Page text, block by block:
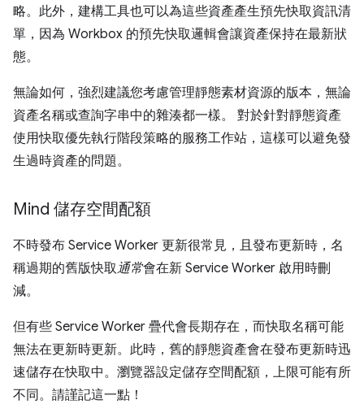
略。此外，建構工具也可以為這些資產產生預先快取資訊清
單，因為 Workbox 的預先快取邏輯會讓資產保持在最新狀
態。
無論如何，強烈建議您考慮管理靜態素材資源的版本，無論
資產名稱或查詢字串中的雜湊都一樣。 對於針對靜態資產
使用快取優先執行階段策略的服務工作站，這樣可以避免發
生過時資產的問題。
Mind 儲存空間配額
不時發布 Service Worker 更新很常見，且發布更新時，名
稱過期的舊版快取通常會在新 Service Worker 啟用時刪
減。
但有些 Service Worker 疊代會長期存在，而快取名稱可能
無法在更新時更新。此時，舊的靜態資產會在發布更新時迅
速儲存在快取中。瀏覽器設定儲存空間配額，上限可能有所
不同。請謹記這一點！